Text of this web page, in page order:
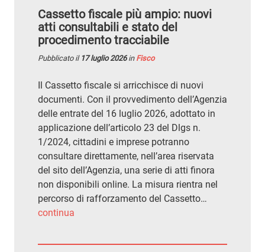
Cassetto fiscale più ampio: nuovi
atti consultabili e stato del
procedimento tracciabile
Pubblicato il 17 luglio 2026in Fisco
Il Cassetto fiscale si arricchisce di nuovi
documenti. Con il provvedimento dell’Agenzia
delle entrate del 16 luglio 2026, adottato in
applicazione dell’articolo 23 del Dlgs n.
1/2024, cittadini e imprese potranno
consultare direttamente, nell’area riservata
del sito dell’Agenzia, una serie di atti finora
non disponibili online. La misura rientra nel
percorso di rafforzamento del Cassetto…
continua